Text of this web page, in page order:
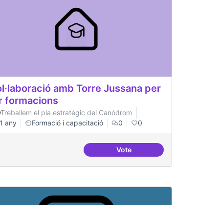
intergeneracional i antidisciplinar
amb Torre Jussana per
formacions
Treballem el pla estratègic del Canòdrom
1 any
Formació i capacitació 0 0
VoteCol·laboració amb Torre